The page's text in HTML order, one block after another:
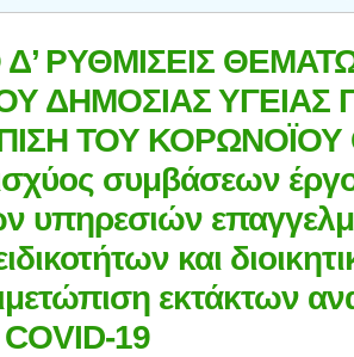
ΡΥΘΜΙΣΕΙΣ
ΔΗΜΟΣΙΑΣ ΥΓΕΙΑΣ
ΤΟΥ ΚΟΡΩΝΟΪΟΥ
συμβάσεων
υπηρεσιών
και
εκτάκτων
19